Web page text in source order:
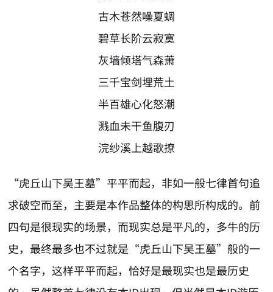
古木苍然噪夏蜩
碧草长阶云寂寞
灰墙倾塔气森萧
三千宝剑埋荒土
半百雄心化怒潮
溅血未干鱼腹刃
浣纱溪上越歌撩
“虎丘山下吴王墓”平平而起，非如一般七律首句追
求破空而至，主要是本作品整体的构思所构成的。前
四句是很现实的场景，而现实总是平凡的，多牛的历
史，最终最多也不过就是“虎丘山下吴王墓”般的一
个名字，这样平平而起，恰好是最现实也是最历史